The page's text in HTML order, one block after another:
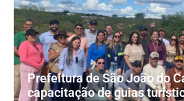
Prefeitura de São João do
capacitação de guias